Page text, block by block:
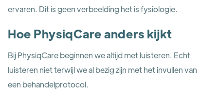
ervaren. Dit is geen verbeelding het is fysiologie.
Hoe PhysiqCare anders kijkt
Bij PhysiqCare beginnen we altijd met luisteren. Echt
luisteren niet terwijl we al bezig zijn met het invullen van
een behandelprotocol.